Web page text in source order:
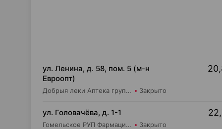
ул. Ленина, д. 58, пом. 5 (м-н
Евроопт)
Добрыя леки Аптека групп ЮГ ЗАО Аптека №8 Закрыто
ул. Головачёва, д. 1-1
Гомельское РУП Фармация Аптека №16 Закрыто